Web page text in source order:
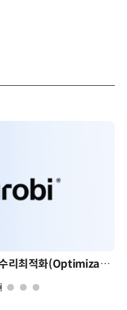
AI 시대의 의사결정을 바꾸는 수리최적화(Optimization): 실제 산업 적용 사례와 활용 전략